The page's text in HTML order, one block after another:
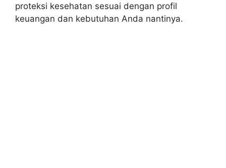
proteksi kesehatan sesuai dengan profil
keuangan dan kebutuhan Anda nantinya.